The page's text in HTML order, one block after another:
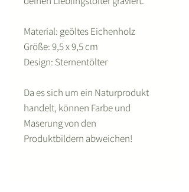
Material: geöltes Eichenholz
Größe: 9,5 x 9,5 cm
Design: Sternentölter
Da es sich um ein Naturprodukt
handelt, können Farbe und
Maserung von den
Produktbildern abweichen!